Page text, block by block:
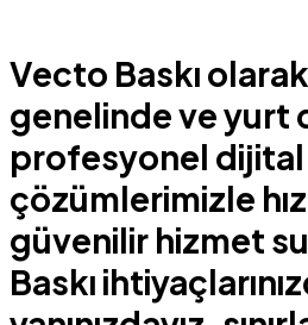
Vecto Baskı
genelinde ve yurt
profesyonel dijital
çözümlerimizle
güvenilir hizmet
Baskı